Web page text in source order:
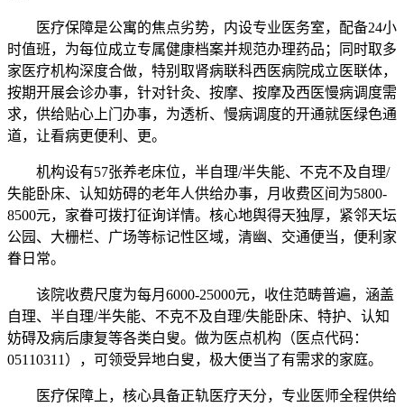
医疗保障是公寓的焦点劣势，内设专业医务室，配备24小
时值班，为每位成立专属健康档案并规范办理药品；同时取多
家医疗机构深度合做，特别取肾病联科西医病院成立医联体，
按期开展会诊办事，针对针灸、按摩、按摩及西医慢病调度需
求，供给贴心上门办事，为透析、慢病调度的开通就医绿色通
道，让看病更便利、更。
机构设有57张养老床位，半自理/半失能、不克不及自理/
失能卧床、认知妨碍的老年人供给办事，月收费区间为5800-
8500元，家眷可拨打征询详情。核心地舆得天独厚，紧邻天坛
公园、大栅栏、广场等标记性区域，清幽、交通便当，便利家
眷日常。
该院收费尺度为每月6000-25000元，收住范畴普遍，涵盖
自理、半自理/半失能、不克不及自理/失能卧床、特护、认知
妨碍及病后康复等各类白叟。做为医点机构（医点代码：
05110311），可领受异地白叟，极大便当了有需求的家庭。
医疗保障上，核心具备正轨医疗天分，专业医师全程供给